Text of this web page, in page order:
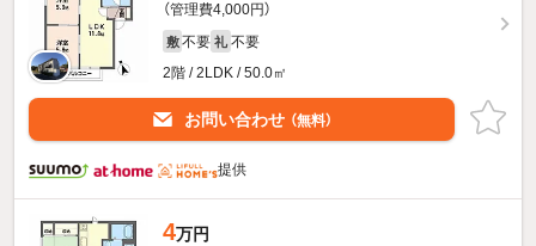
（管理費4,000円）
敷 不要 礼 不要
2階 / 2LDK / 50.0㎡
お問い合わせ （無料）
提供
4万円